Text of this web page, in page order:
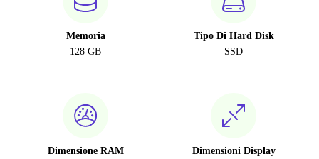
Memoria
128 GB
Tipo Di Hard Disk
SSD
Dimensione RAM Dimensioni Display